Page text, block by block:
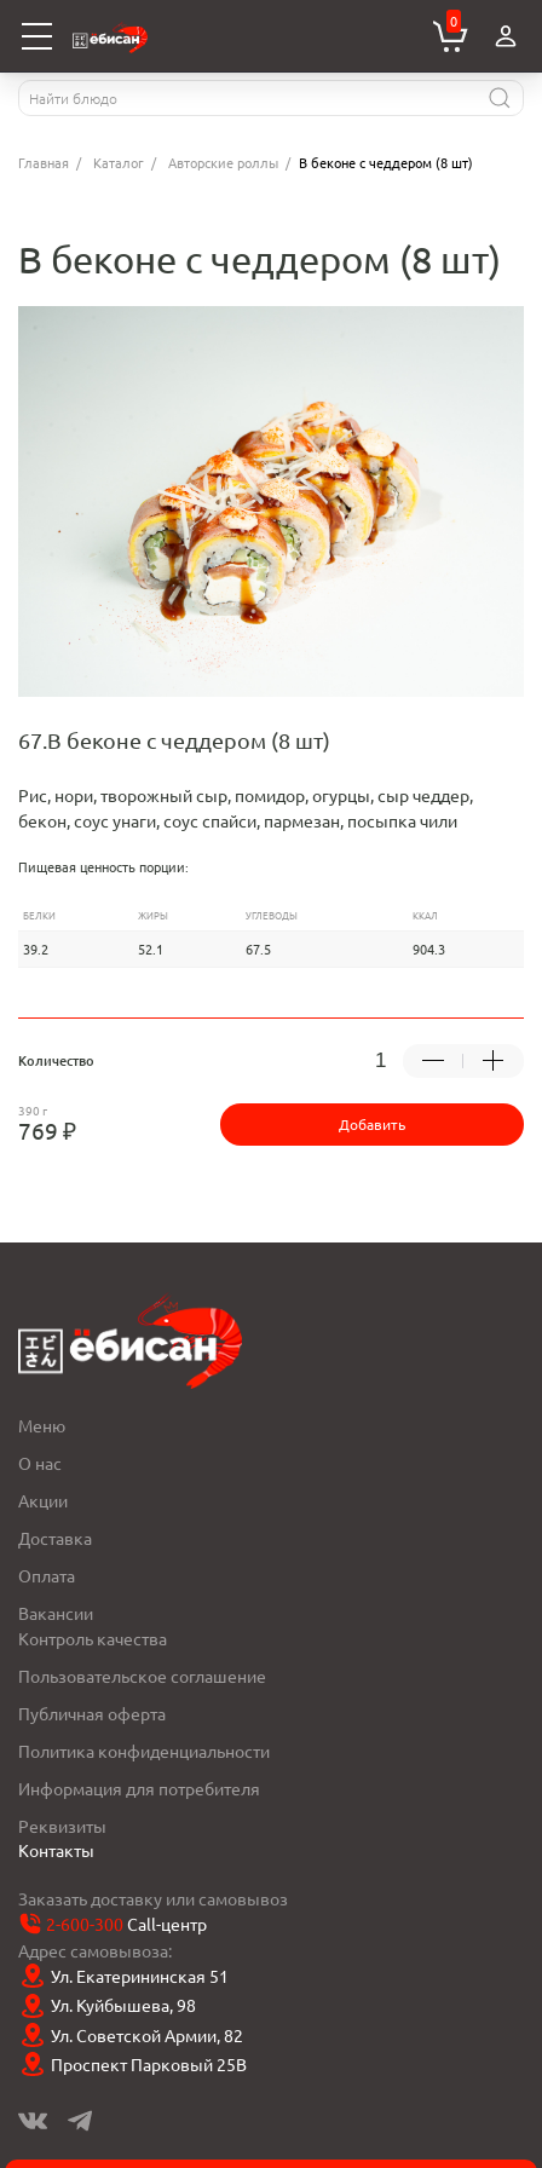
0
Главная Каталог Авторские роллы В беконе с чеддером (8 шт)
В беконе с чеддером (8 шт)
67.В беконе с чеддером (8 шт)
Рис, нори, творожный сыр, помидор, огурцы, сыр чеддер,
бекон, соус унаги, соус спайси, пармезан, посыпка чили
Пищевая ценность порции:
БЕЛКИ ЖИРЫ УГЛЕВОДЫ ККАЛ
39.2 52.1 67.5 904.3
Количество
390 г
769 ₽ Добавить
Меню
О нас
Акции
Доставка
Оплата
Вакансии
Контроль качества
Пользовательское соглашение
Публичная оферта
Политика конфиденциальности
Информация для потребителя
Реквизиты
Контакты
Заказать доставку или самовывоз
2-600-300Call-центр
Адрес самовывоза:
Ул. Екатерининская 51
Ул. Куйбышева, 98
Ул. Советской Армии, 82
Проспект Парковый 25В